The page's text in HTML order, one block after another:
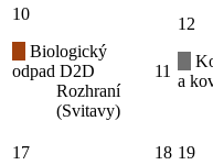
10
Biologický
odpad D2D
Rozhraní
(Svitavy)
11
12
a
17 18 19